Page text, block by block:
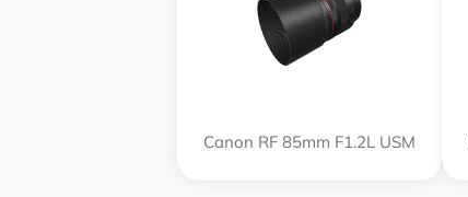
Canon RF 85mm F1.2L USM